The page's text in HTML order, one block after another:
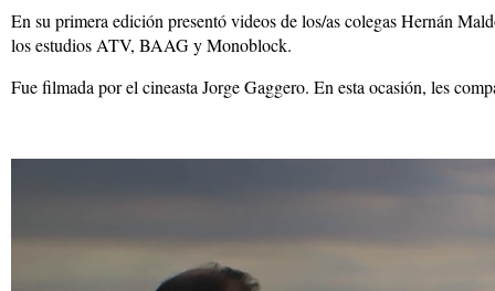
En su primera edición presentó videos de los/as colegas Hernán
los estudios ATV, BAAG y Monoblock.
Fue filmada por el cineasta Jorge Gaggero. En esta ocasión, les